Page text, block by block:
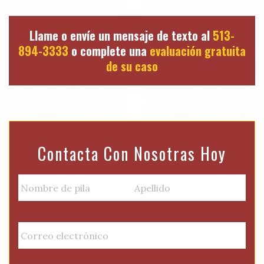
Llame o envíe un mensaje de texto al 513-
894-3333 o complete una evaluación gratuita
de su caso
Contacta Con Nosotras Hoy
a
e
(
R
de
pila
E
m
a